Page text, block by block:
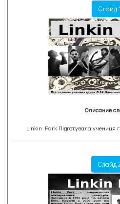
Слайд 1
Описание
Linkin Park Підготувала
Слайд